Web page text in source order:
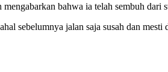
bahwa ia telah sembuh dari
sebelumnya jalan saja susah dan